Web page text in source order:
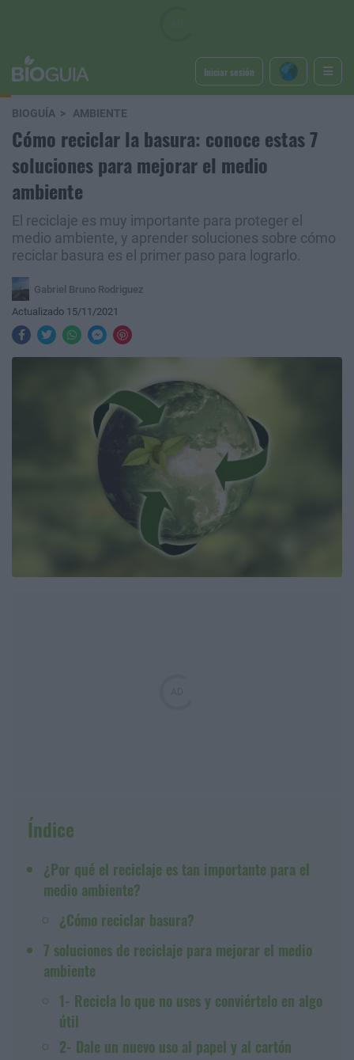
Iniciar sesión
BIOGUÍA AMBIENTE
Cómo reciclar la basura: conoce estas 7
soluciones para mejorar el medio
ambiente
El reciclaje es muy importante para proteger el
medio ambiente, y aprender soluciones sobre cómo
reciclar basura es el primer paso para lograrlo.
Gabriel Bruno Rodriguez
Actualizado 15/11/2021
Índice
¿Por qué el reciclaje es tan importante para el
medio ambiente?
¿Cómo reciclar basura?
7 soluciones de reciclaje para mejorar el medio
ambiente
1- Recicla lo que no uses y conviértelo en algo
útil
2- Dale un nuevo uso al papel y al cartón